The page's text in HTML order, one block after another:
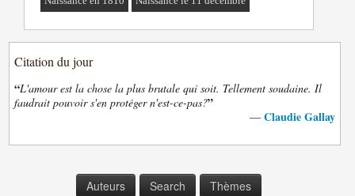
Citation du jour
“L'amour est la chose la plus brutale qui soit. Tellement soudaine. Il
faudrait pouvoir s'en protéger n'est-ce-pas?”
— Claudie Gallay
Auteurs Search Thèmes